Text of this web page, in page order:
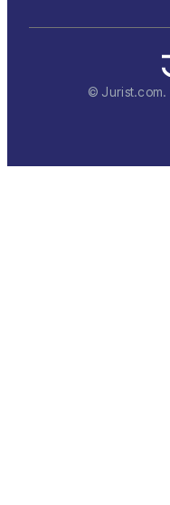
© Jurist.com.